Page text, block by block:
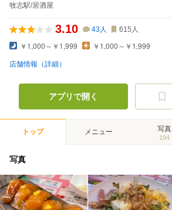
牧志駅/居酒屋
3.10 43人 615 人
￥1,000～￥1,999 ￥1,000～￥1,999
店舗情報（詳細）
アプリで開く
トップ メニュー 写真
194
写真